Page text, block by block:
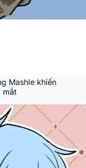
Mashle khiến
mắt